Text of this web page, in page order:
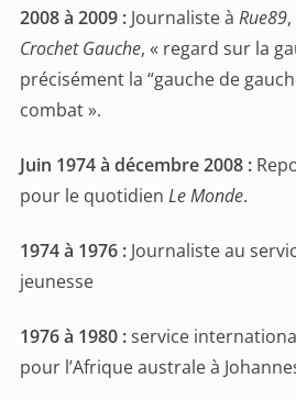
2008 à 2009 : Journaliste à Rue89
Crochet Gauche, « regard sur la
précisément la “gauche de
combat ».
Juin 1974 à décembre 2008 :
pour le quotidien Le Monde.
1974 à 1976 : Journaliste au
jeunesse
1976 à 1980 :service
pour l’Afrique australe à